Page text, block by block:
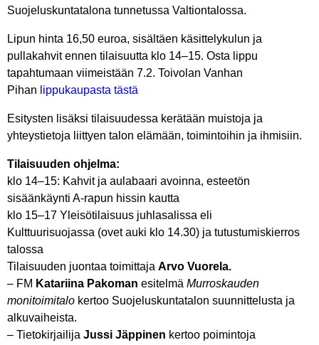
Suojeluskuntatalona tunnetussa Valtiontalossa.
Lipun hinta 16,50 euroa, sisältäen käsittelykulun ja
pullakahvit ennen tilaisuutta klo 14–15. Osta lippu
tapahtumaan viimeistään 7.2. Toivolan Vanhan
Pihan lippukaupasta tästä
Esitysten lisäksi tilaisuudessa kerätään muistoja ja
yhteystietoja liittyen talon elämään, toimintoihin ja ihmisiin.
Tilaisuuden ohjelma:
klo 14–15: Kahvit ja aulabaari avoinna, esteetön
sisäänkäynti A-rapun hissin kautta
klo 15–17 Yleisötilaisuus juhlasalissa eli
Kulttuurisuojassa (ovet auki klo 14.30) ja tutustumiskierros
talossa
Tilaisuuden juontaa toimittaja Arvo Vuorela.
– FM Katariina Pakoman esitelmä Murroskauden
monitoimitalo kertoo Suojeluskuntatalon suunnittelusta ja
alkuvaiheista.
– Tietokirjailija Jussi Jäppinen kertoo poimintoja